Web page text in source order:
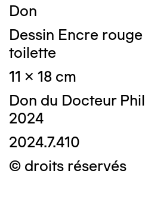
Don
Dessin Encre
toilette
11 x 18 cm
Don du Docteur
2024
2024.7.410
© droits réservés